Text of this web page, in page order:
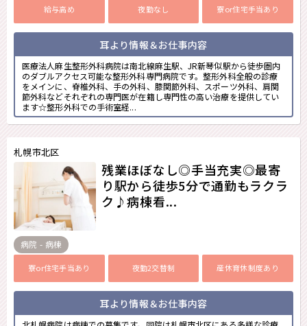
給与高め 夜勤なし 寮or住宅手当あり
耳より情報＆お仕事内容
医療法人麻生整形外科病院は南北線麻生駅、JR新琴似駅から徒歩圏内
のダブルアクセス可能な整形外科専門病院です。整形外科全般の診療
をメインに、脊椎外科、手の外科、膝関節外科、スポーツ外科、肩関
節外科などそれぞれの専門医が在籍し専門性の高い治療を提供してい
ます☆整形外科での手術室経...
札幌市北区
残業ほぼなし◎手当充実◎最寄
り駅から徒歩5分で通勤もラクラ
ク♪病棟看...
病院 - 病棟
寮or住宅手当あり 夜勤2交替制 産休育休制度あり
耳より情報＆お仕事内容